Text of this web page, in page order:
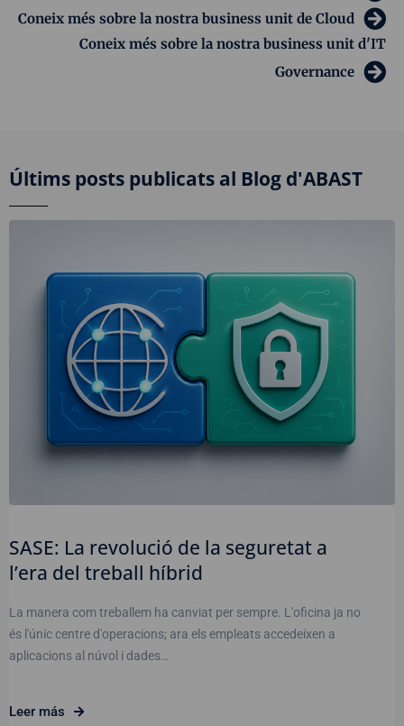
Coneix més sobre la nostra business unit de Cloud
Coneix més sobre la nostra business unit d'IT
Governance
Últims posts publicats al Blog d'ABAST
SASE: La revolució de la seguretat a
l’era del treball híbrid
La manera com treballem ha canviat per sempre. L'oficina ja no
és l'únic centre d'operacions; ara els empleats accedeixen a
aplicacions al núvol i dades…
Leer más